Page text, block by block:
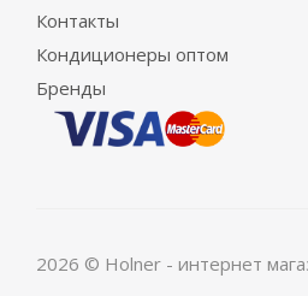
Контакты
Кондиционеры оптом
Бренды
2026 © Holner - интернет